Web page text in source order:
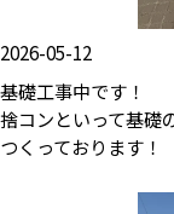
2026-05-12
基礎工事中です！
捨コンといって基礎
つくっております！